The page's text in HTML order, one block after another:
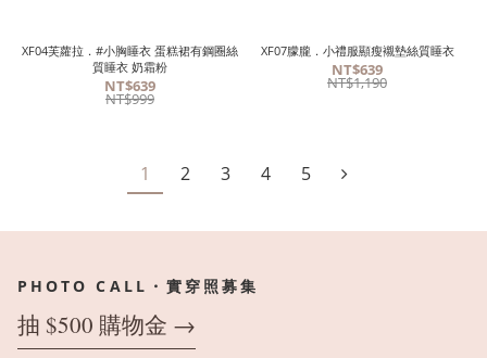
XF04芙蘿拉．#小胸睡衣 蛋糕裙有鋼圈絲
質睡衣 奶霜粉
NT$639
NT$999
XF07朦朧．小禮服顯瘦襯墊絲質睡衣
NT$639
NT$1,190
1 2 3 4 5
PHOTO CALL・實穿照募集
抽 $500 購物金 →